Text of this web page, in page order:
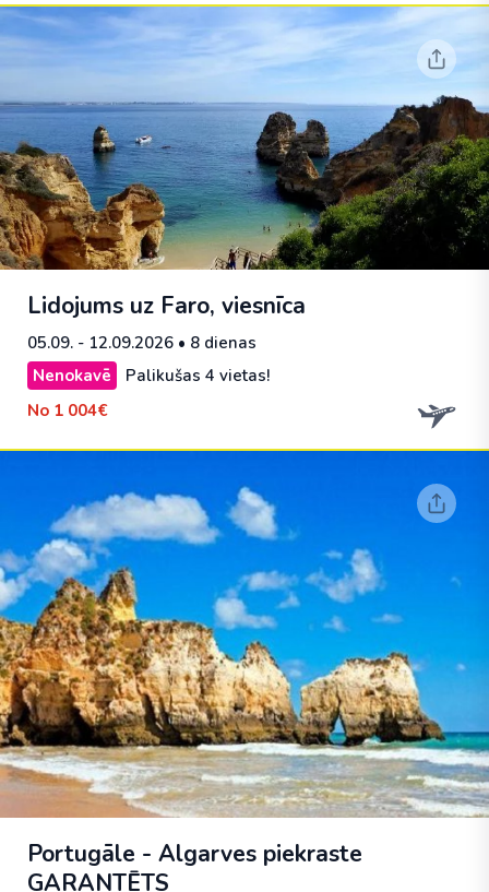
Lidojums uz Faro, viesnīca
05.09. - 12.09.2026 • 8 dienas
Nenokavē
Palikušas 4 vietas!
No 1 004€
Portugāle - Algarves piekraste
GARANTĒTS